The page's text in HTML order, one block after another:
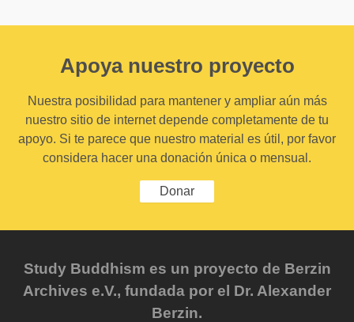
Apoya nuestro proyecto
Nuestra posibilidad para mantener y ampliar aún más
nuestro sitio de internet depende completamente de tu
apoyo. Si te parece que nuestro material es útil, por favor
considera hacer una donación única o mensual.
Donar
Study Buddhism es un proyecto de Berzin
Archives e.V., fundada por el Dr. Alexander
Berzin.